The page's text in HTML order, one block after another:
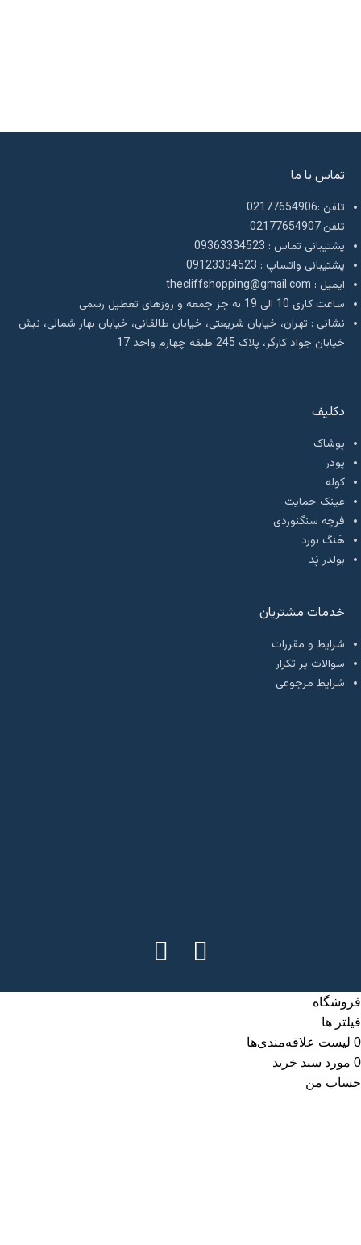
تماس با ما
تلفن :02177654906
تلفن:02177654907
پشتیبانی تماس : 09363334523
پشتیبانی واتساپ : 09123334523
ايميل : thecliffshopping@gmail.com
ساعت کاری 10 الی 19 به جز جمعه و روزهای تعطیل رسمی
نشانی : تهران، خیابان شریعتی، خیابان طالقانی، خیابان بهار شمالی، نبش
خیابان جواد کارگر، پلاک 245 طبقه چهارم واحد 17
دکلیف​
پوشاک
پودر
کوله
عینک حمایت
فرچه سنگنوردی
هَنگ بورد
بولدر پَد
خدمات مشتریان
شرایط و مقررات
سوالات پر تکرار
شرایط مرجوعی
فروشگاه
فیلتر ها
0 لیست علاقه‌مندی‌ها
0 مورد سبد خرید
حساب من